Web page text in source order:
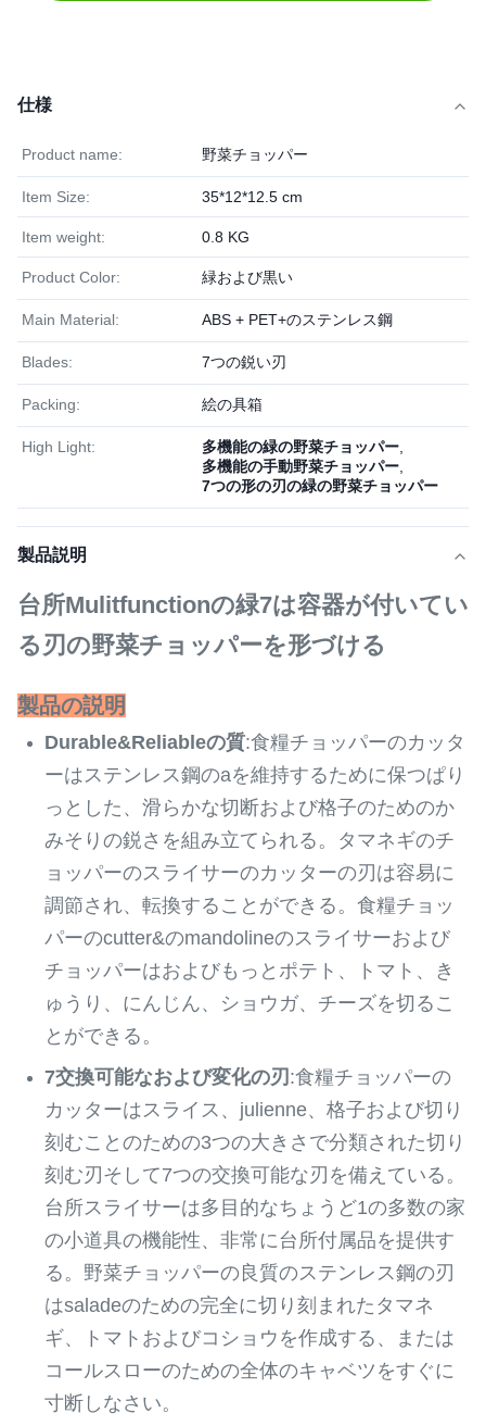
仕様
Product name: 野菜チョッパー
Item Size: 35*12*12.5 cm
Item weight: 0.8 KG
Product Color: 緑および黒い
Main Material: ABS + PET+のステンレス鋼
Blades: 7つの鋭い刃
Packing: 絵の具箱
High Light: 多機能の緑の野菜チョッパー
多機能の手動野菜チョッパー
7つの形の刃の緑の野菜チョッパー
製品説明
台所Mulitfunctionの緑7は容器が付いてい
る刃の野菜チョッパーを形づける
製品の説明
Durable&Reliableの質:食糧チョッパーのカッタ
ーはステンレス鋼のaを維持するために保つぱり
っとした、滑らかな切断および格子のためのか
みそりの鋭さを組み立てられる。タマネギのチ
ョッパーのスライサーのカッターの刃は容易に
調節され、転換することができる。食糧チョッ
パーのcutter&のmandolineのスライサーおよび
チョッパーはおよびもっとポテト、トマト、き
ゅうり、にんじん、ショウガ、チーズを切るこ
とができる。
7交換可能なおよび変化の刃 :食糧チョッパーの
カッターはスライス、julienne、格子および切り
刻むことのための3つの大きさで分類された切り
刻む刃そして7つの交換可能な刃を備えている。
台所スライサーは多目的なちょうど1の多数の家
の小道具の機能性、非常に台所付属品を提供す
る。野菜チョッパーの良質のステンレス鋼の刃
はsaladeのための完全に切り刻まれたタマネ
ギ、トマトおよびコショウを作成する、または
コールスローのための全体のキャベツをすぐに
寸断しなさい。